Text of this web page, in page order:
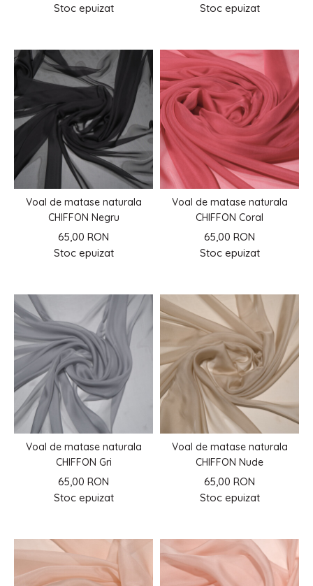
Stoc epuizat
Stoc epuizat
Voal de matase naturala
CHIFFON Negru
65,00 RON
Stoc epuizat
Voal de matase naturala
CHIFFON Coral
65,00 RON
Stoc epuizat
Voal de matase naturala
CHIFFON Gri
65,00 RON
Stoc epuizat
Voal de matase naturala
CHIFFON Nude
65,00 RON
Stoc epuizat